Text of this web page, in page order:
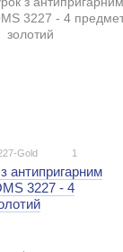
Gold 1
антипригарним
3227 - 4